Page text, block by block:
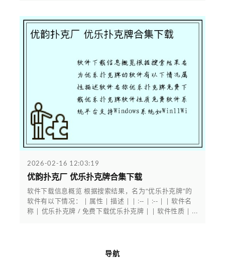
2026-02-16 12:03:19
优韵扑克厂 优乐扑克牌合集下载
软件下载信息概览 根据搜索结果，名为“优乐扑克牌”的
软件有以下情况： | 属性 | 描述 | | :-- | :-- | | 软件名
称 | 优乐扑克牌 / 免费下载优乐扑克牌 | | 软件性质 | ...
导航